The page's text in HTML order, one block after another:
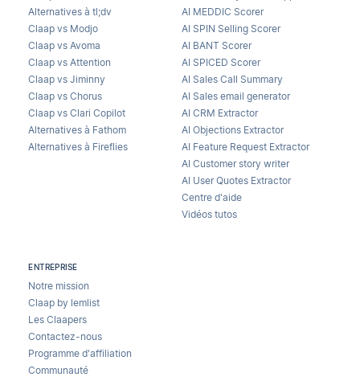
Alternatives à tl;dv
Claap vs Modjo
Claap vs Avoma
Claap vs Attention
Claap vs Jiminny
Claap vs Chorus
Claap vs Clari Copilot
Alternatives à Fathom
Alternatives à Fireflies
AI MEDDIC Scorer
AI SPIN Selling Scorer
AI BANT Scorer
AI SPICED Scorer
AI Sales Call Summary
AI Sales email generator
AI CRM Extractor
AI Objections Extractor
AI Feature Request Extractor
AI Customer story writer
AI User Quotes Extractor
Centre d'aide
Vidéos tutos
ENTREPRISE
Notre mission
Claap by lemlist
Les Claapers
Contactez-nous
Programme d'affiliation
Communauté